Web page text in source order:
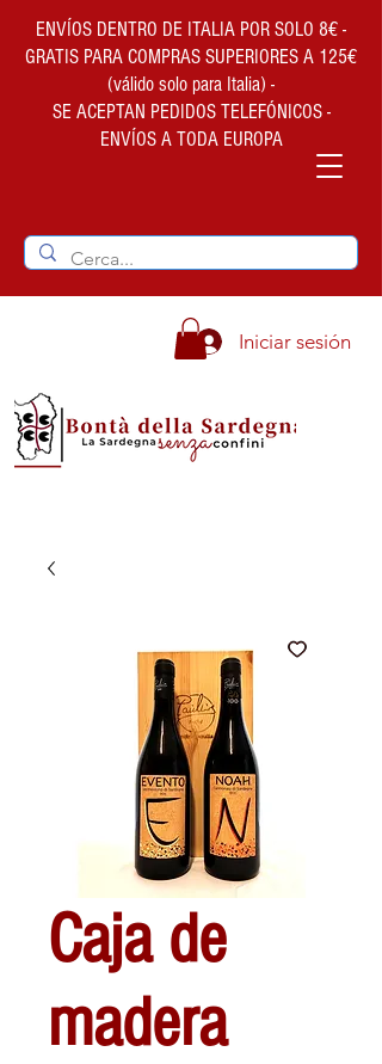
ENVÍOS DENTRO DE ITALIA POR SOLO 8€ -
GRATIS PARA COMPRAS SUPERIORES A 125€
(válido solo para Italia) -
SE ACEPTAN PEDIDOS TELEFÓNICOS -
ENVÍOS A TODA EUROPA
Iniciar sesión
Caja de
madera